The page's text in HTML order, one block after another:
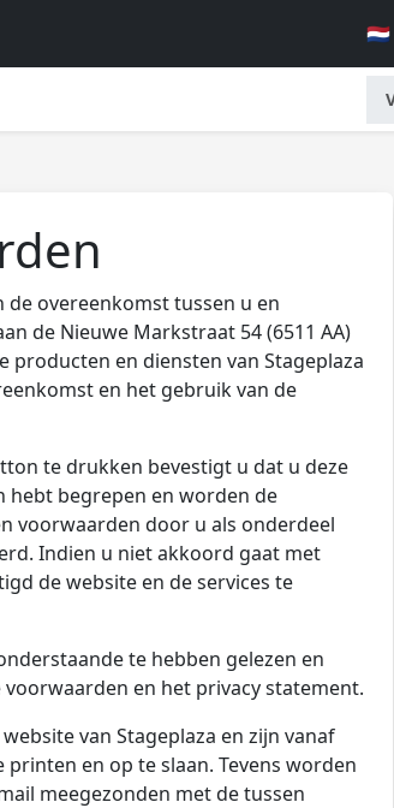
🇳🇱
de overeenkomst tussen u en
de Nieuwe Markstraat 54 (6511 AA)
en diensten van Stageplaza
en het gebruik van de
te drukken bevestigt u dat u deze
hebt begrepen en worden de
voorwaarden door u als onderdeel
Indien u niet akkoord gaat met
de website en de services te
te hebben gelezen en
en het privacy statement.
van Stageplaza en zijn vanaf
en op te slaan. Tevens worden
meegezonden met de tussen